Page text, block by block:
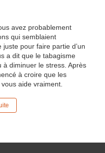
avez probablement
qui semblaient
juste pour faire partie d’un
a dit que le tabagisme
diminuer le stress. Après
à croire que les
aide vraiment.